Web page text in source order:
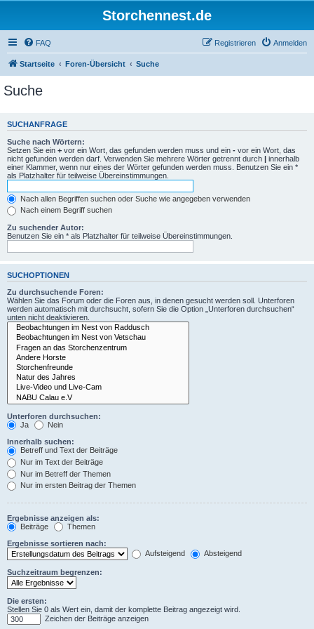
Storchennest.de
FAQ Anmelden
Registrieren
Startseite Foren-Übersicht Suche
Suche
SUCHANFRAGE
Suche nach Wörtern:
Setzen Sie ein + vor ein Wort, das gefunden werden muss und ein - vor ein Wort, das
nicht gefunden werden darf. Verwenden Sie mehrere Wörter getrennt durch | innerhalb
einer Klammer, wenn nur eines der Wörter gefunden werden muss. Benutzen Sie ein *
als Platzhalter für teilweise Übereinstimmungen.
Nach allen Begriffen suchen oder Suche wie angegeben verwenden
Nach einem Begriff suchen
Zu suchender Autor:
Benutzen Sie ein * als Platzhalter für teilweise Übereinstimmungen.
SUCHOPTIONEN
Zu durchsuchende Foren:
Wählen Sie das Forum oder die Foren aus, in denen gesucht werden soll. Unterforen
werden automatisch mit durchsucht, sofern Sie die Option „Unterforen durchsuchen“
unten nicht deaktivieren.
Unterforen durchsuchen:
Ja
Nein
Innerhalb suchen:
Betreff und Text der Beiträge
Nur im Text der Beiträge
Nur im Betreff der Themen
Nur im ersten Beitrag der Themen
Ergebnisse anzeigen als:
Beiträge
Themen
Ergebnisse sortieren nach:
Aufsteigend
Absteigend
Suchzeitraum begrenzen:
Die ersten:
Stellen Sie 0 als Wert ein, damit der komplette Beitrag angezeigt wird.
Zeichen der Beiträge anzeigen